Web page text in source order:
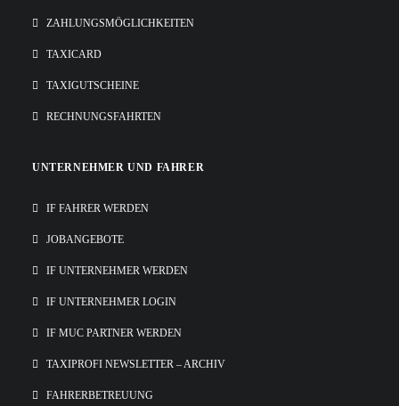
ZAHLUNGSMÖGLICHKEITEN
TAXICARD
TAXIGUTSCHEINE
RECHNUNGSFAHRTEN
UNTERNEHMER UND FAHRER
IF FAHRER WERDEN
JOBANGEBOTE
IF UNTERNEHMER WERDEN
IF UNTERNEHMER LOGIN
IF MUC PARTNER WERDEN
TAXIPROFI NEWSLETTER – ARCHIV
FAHRERBETREUUNG